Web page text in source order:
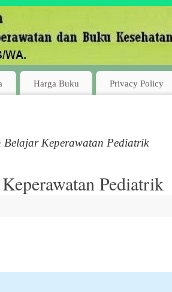
Harga Buku Privacy Policy
Belajar Keperawatan Pediatrik
Pediatrik